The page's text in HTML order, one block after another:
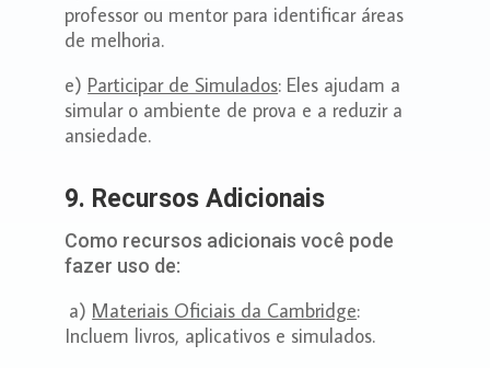
professor ou mentor para identificar áreas
de melhoria.
e) Participar de Simulados: Eles ajudam a
simular o ambiente de prova e a reduzir a
ansiedade.
9. Recursos Adicionais
Como recursos adicionais você pode
fazer uso de:
a) Materiais Oficiais da Cambridge:
Incluem livros, aplicativos e simulados.